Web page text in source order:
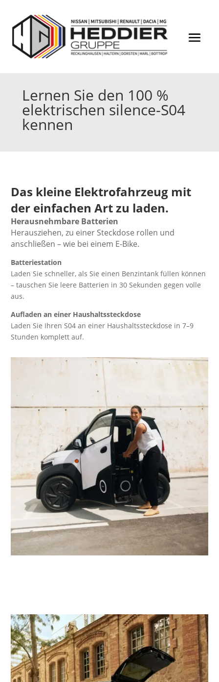
Lernen Sie den 100 %
elektrischen silence-S04
kennen
Das kleine Elektrofahrzeug mit
der einfachen Art zu laden.
Herausnehmbare Batterien
Herausziehen, zu einer Steckdose rollen und
anschließen – wie bei einem E-Bike.
Batteriestation
Laden Sie schneller, als Sie einen Benzintank füllen können
– tauschen Sie leere Batterien in 30 Sekunden gegen volle
aus.
Aufladen an einer Haushaltssteckdose
Laden Sie Ihren S04 an einer Haushaltssteckdose in 7–9
Stunden komplett auf.